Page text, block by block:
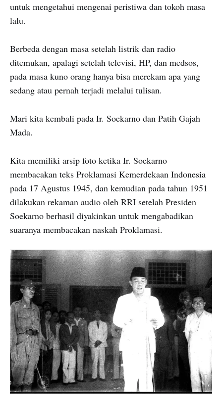
untuk mengetahui mengenai peristiwa dan tokoh masa
lalu.
Berbeda dengan masa setelah listrik dan radio
ditemukan, apalagi setelah televisi, HP, dan medsos,
pada masa kuno orang hanya bisa merekam apa yang
sedang atau pernah terjadi melalui tulisan.
Mari kita kembali pada Ir. Soekarno dan Patih Gajah
Mada.
Kita memiliki arsip foto ketika Ir. Soekarno
membacakan teks Proklamasi Kemerdekaan Indonesia
pada 17 Agustus 1945, dan kemudian pada tahun 1951
dilakukan rekaman audio oleh RRI setelah Presiden
Soekarno berhasil diyakinkan untuk mengabadikan
suaranya membacakan naskah Proklamasi.